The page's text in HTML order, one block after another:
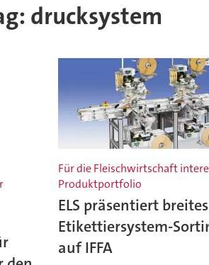
drucksystem
Für die Fleischwirtschaft
Produktportfolio
ELS präsentiert breites
Etikettiersystem-
auf IFFA